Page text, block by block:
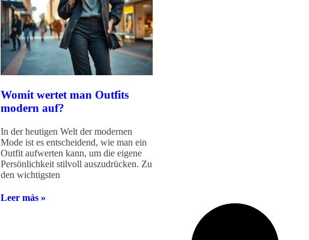
Womit wertet man Outfits
modern auf?
In der heutigen Welt der modernen
Mode ist es entscheidend, wie man ein
Outfit aufwerten kann, um die eigene
Persönlichkeit stilvoll auszudrücken. Zu
den wichtigsten
Leer más »